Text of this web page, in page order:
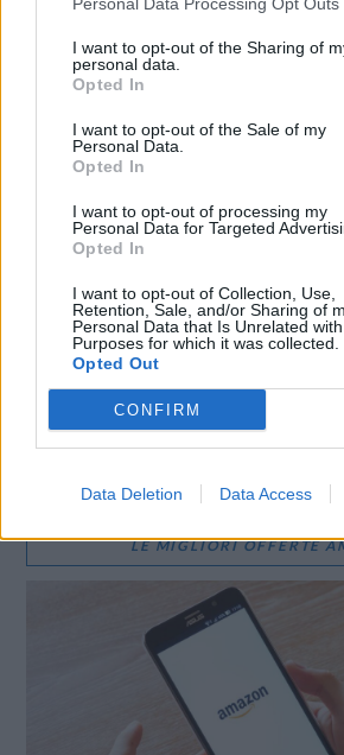
I want to opt-out of the Sharing of
personal data.
Opted In
I want to opt-out of the Sale of my
Personal Data.
Opted In
I want to opt-out of processing my
Personal Data for Targeted
Opted In
I want to opt-out of Collection, Use,
Retention, Sale, and/or Sharing of
Personal Data that Is Unrelated
Purposes for which it was collected.
Opted Out
CONFIRM
Data Deletion Data Access
Impronta giovane e fresca all’interno –
sedili, impreziosito dalle cuciture
dotata diRadio U-Connect Mobile
e
dove alloggiare il proprio
connessi, ora più che mai.
Panda Connected by Wind è equipaggiata
CONDIVIDI QUESTO ARTICOLO:
E-mail LinkedIn
X Mastodon
WhatsApp Stampa
LE MIGLIORI OFFERTE